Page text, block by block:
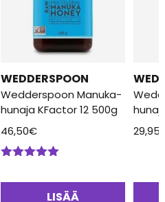
WEDDERSPOON
Wedderspoon Manuka-
hunaja KFactor 12 500g
46,50€
LISÄÄ
29,95